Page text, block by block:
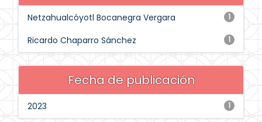
1
Netzahualcóyotl Bocanegra Vergara
1
Ricardo Chaparro Sánchez
Fecha de publicación
1
2023